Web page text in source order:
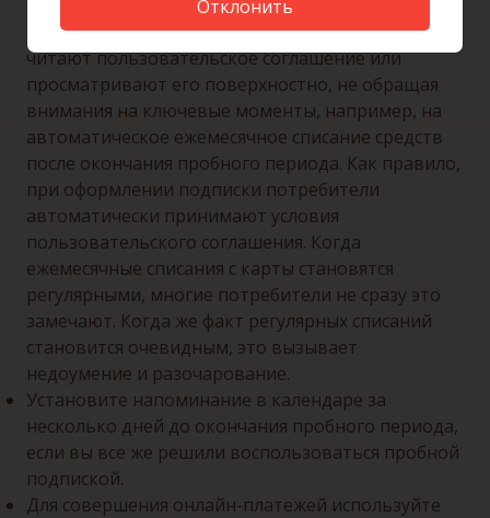
проблемой для многих покупателей. Принимая
такие предложения, пользователи зачастую не
читают пользовательское соглашение или
просматривают его поверхностно, не обращая
внимания на ключевые моменты, например, на
автоматическое ежемесячное списание средств
после окончания пробного периода. Как правило,
при оформлении подписки потребители
автоматически принимают условия
пользовательского соглашения. Когда
ежемесячные списания с карты становятся
регулярными, многие потребители не сразу это
замечают. Когда же факт регулярных списаний
становится очевидным, это вызывает
недоумение и разочарование.
Установите напоминание в календаре за
несколько дней до окончания пробного периода,
если вы все же решили воспользоваться пробной
подпиской.
Для совершения онлайн-платежей используйте
Отклонить